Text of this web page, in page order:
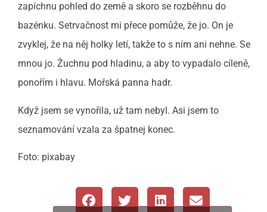
zapíchnu pohled do země a skoro se rozběhnu do
bazénku. Setrvačnost mi přece pomůže, že jo. On je
zvyklej, že na něj holky letí, takže to s ním ani nehne. Se
mnou jo. Žuchnu pod hladinu, a aby to vypadalo cíleně,
ponořím i hlavu. Mořská panna hadr.
Když jsem se vynořila, už tam nebyl. Asi jsem to
seznamování vzala za špatnej konec.
Foto: pixabay